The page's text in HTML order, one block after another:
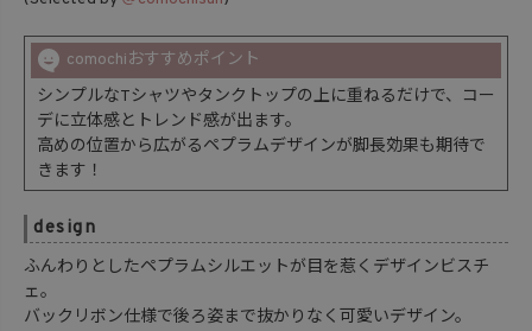
comochiおすすめポイント
シンプルなTシャツやタンクトップの上に重ねるだけで、コー
デに立体感とトレンド感が出ます。
高めの位置から広がるペプラムデザインが脚長効果も期待で
きます！
design
ふんわりとしたペプラムシルエットが目を惹くデザインビスチ
ェ。
バックリボン仕様で後ろ姿まで抜かりなく可愛いデザイン。